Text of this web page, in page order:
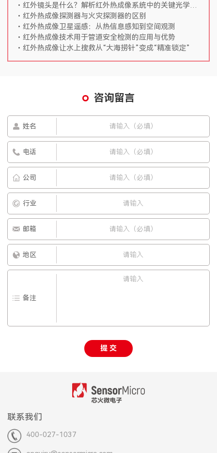
红外镜头是什么？解析红外热成像系统中的关键光学组件
红外热成像探测器与火灾探测器的区别
红外热成像卫星遥感：从热信息感知到空间观测
红外热成像技术用于管道安全检测的应用与优势
红外热成像让水上搜救从“大海捞针”变成“精准锁定”
咨询留言
姓名
电话
公司
行业
邮箱
地区
备注
提 交
联系我们
400-027-1037